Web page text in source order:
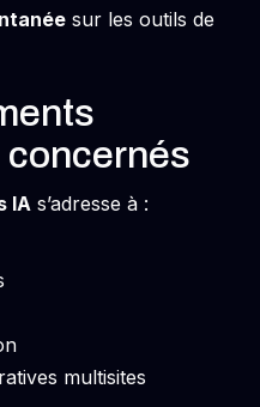
sur les outils de
IA s’adresse à :
multisites